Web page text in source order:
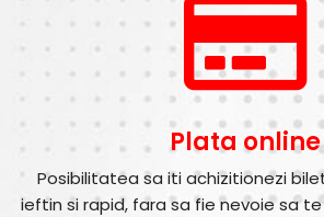
Plata online
Posibilitatea sa iti achizitionezi
ieftin si rapid, fara sa fie nevoie sa